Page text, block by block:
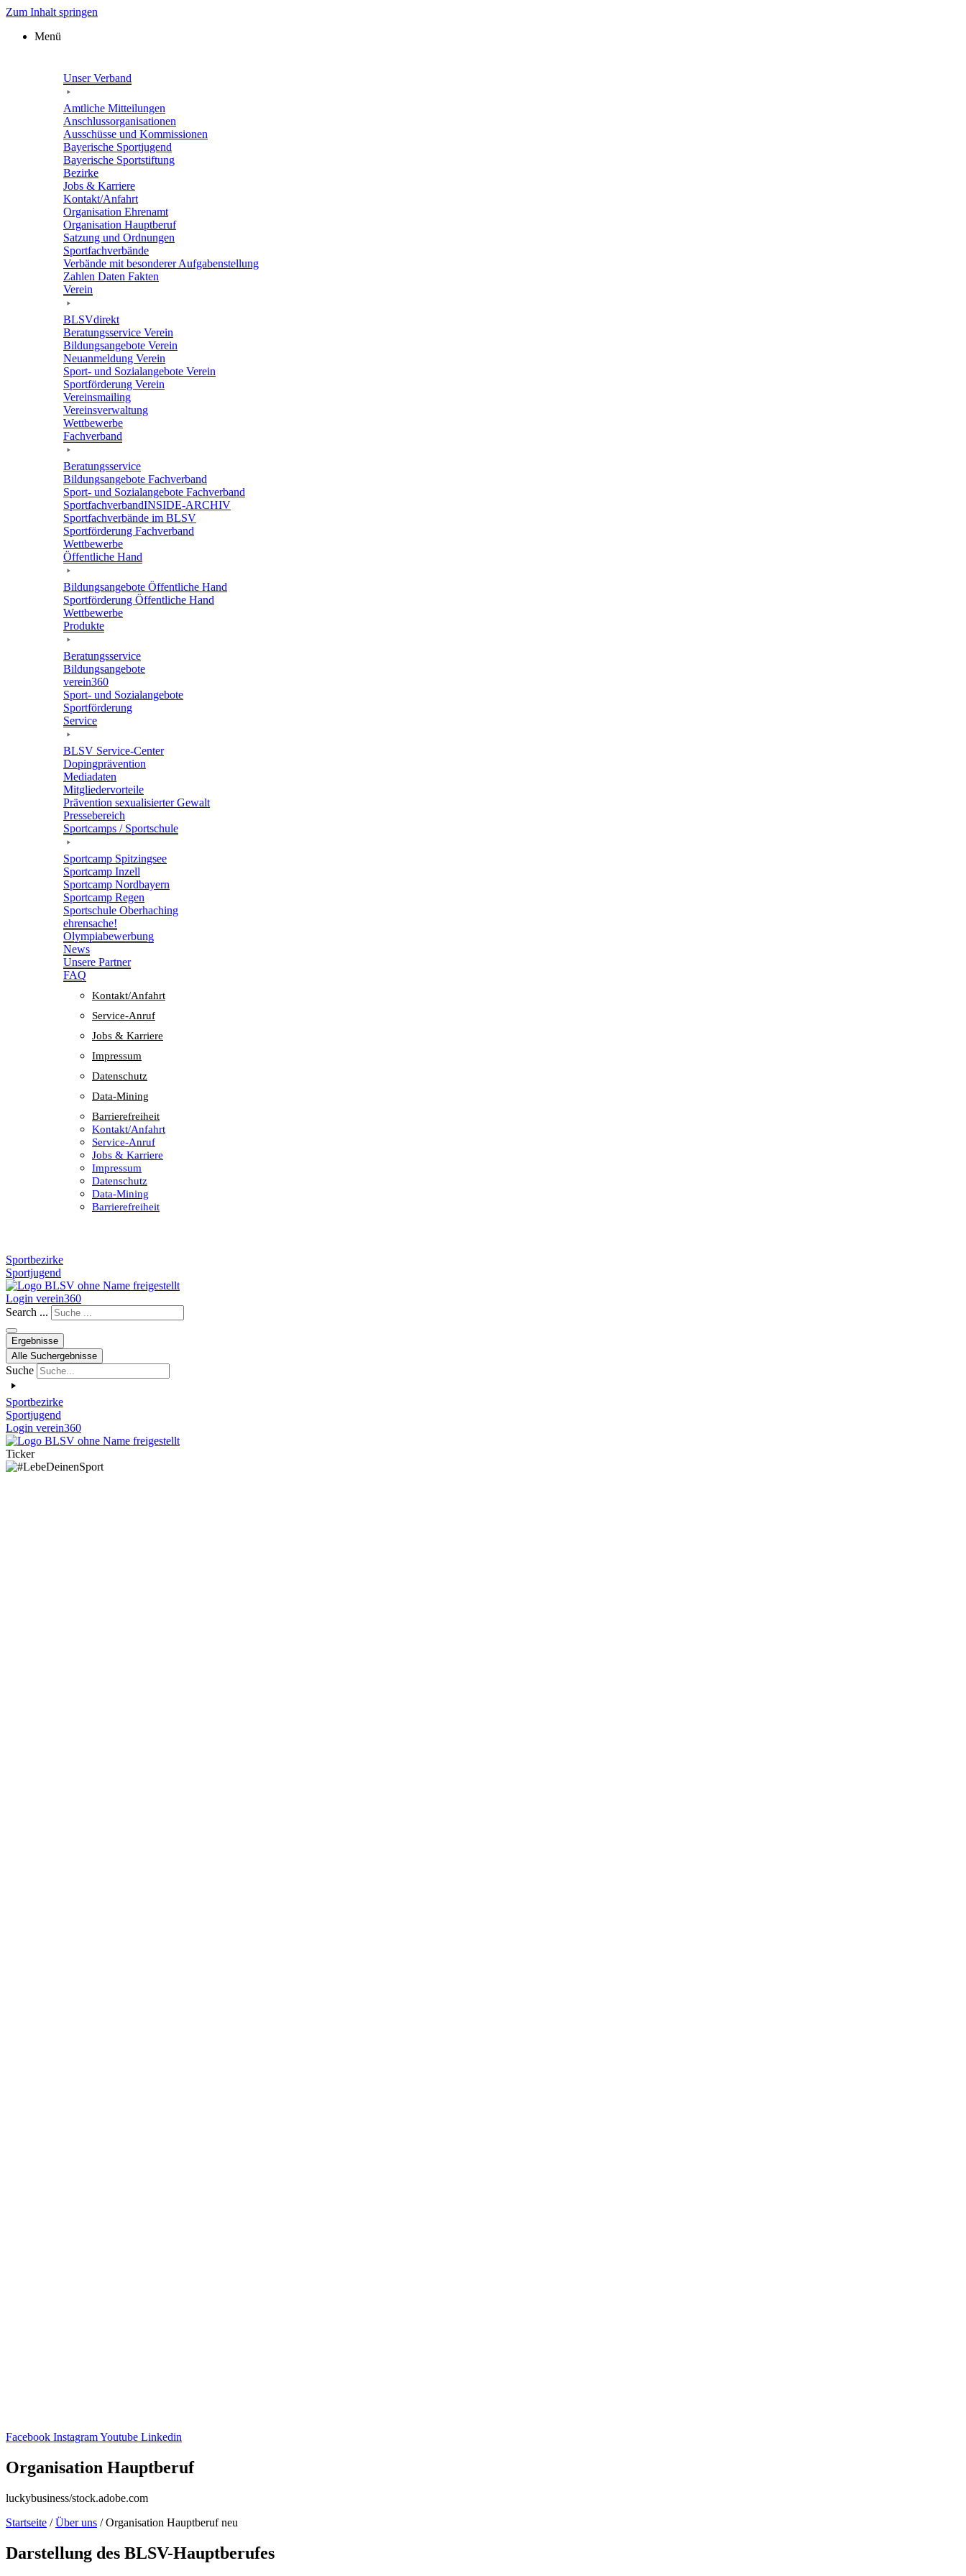
Zum Inhalt springen
Menü
Unser Verband
Amtli­che Mitteilungen
Anschluss­or­ga­ni­sa­tio­nen
Ausschüsse und Kommissionen
Baye­ri­sche Sportjugend
Baye­ri­sche Sportstiftung
Bezirke
Jobs & Karriere
Kontakt/​​Anfahrt
Orga­ni­sa­tion Ehrenamt
Orga­ni­sa­tion Hauptberuf
Satzung und Ordnungen
Sport­fach­ver­bände
Verbände mit beson­de­rer Aufgabenstellung
Zahlen Daten Fakten
Verein
BLSVdi­rekt
Bera­tungs­ser­vice Verein
Bildungs­an­ge­bote Verein
Neuan­mel­dung Verein
Sport- und Sozi­al­an­ge­bote Verein
Sport­för­de­rung Verein
Vereins­mai­ling
Vereins­ver­wal­tung
Wett­be­werbe
Fach­ver­band
Bera­tungs­ser­vice
Bildungs­an­ge­bote Fachverband
Sport- und Sozi­al­an­ge­bote Fachverband
Sport­fach­ver­ban­d­IN­SIDE-ARCHIV
Sport­fach­ver­bände im BLSV
Sport­för­de­rung Fachverband
Wett­be­werbe
Öffent­li­che Hand
Bildungs­an­ge­bote Öffent­li­che Hand
Sport­för­de­rung Öffent­li­che Hand
Wett­be­werbe
Produkte
Bera­tungs­ser­vice
Bildungs­an­ge­bote
verein360
Sport- und Sozialangebote
Sport­för­de­rung
Service
BLSV Service-Center
Doping­prä­ven­tion
Media­da­ten
Mitglie­der­vor­teile
Präven­tion sexua­li­sier­ter Gewalt
Pres­se­be­reich
Sport­camps / Sportschule
Sport­camp Spitzingsee
Sport­camp Inzell
Sport­camp Nordbayern
Sport­camp Regen
Sport­schule Oberhaching
ehren­sa­che!
Olym­pia­be­wer­bung
News
Unsere Part­ner
FAQ
Kontakt/​​Anfahrt
Service-Anruf
Jobs & Karriere
Impres­sum
Daten­schutz
Data-Mining
Barrie­re­frei­heit
Kontakt/​​Anfahrt
Service-Anruf
Jobs & Karriere
Impres­sum
Daten­schutz
Data-Mining
Barrie­re­frei­heit
Sportbezirke
Sportjugend
Login verein360
Search ...
Ergebnisse
Alle Suchergebnisse
Suche
Sportbezirke
Sportjugend
Login verein360
Ticker
Facebook InstagramYoutube Linkedin
Orga­ni­sa­tion Hauptberuf
luckybusiness/stock.adobe.com
Start­seite /Über uns /Orga­ni­sa­tion Haupt­be­ruf neu
Darstel­lung des BLSV-Hauptberufes